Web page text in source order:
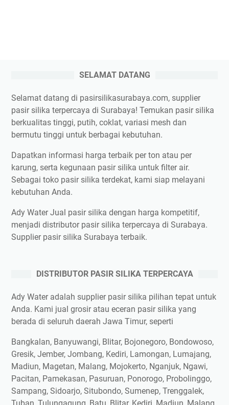
SELAMAT DATANG
Selamat datang di pasirsilikasurabaya.com, supplier
pasir silika terpercaya di Surabaya! Temukan pasir silika
berkualitas tinggi, putih, coklat, variasi mesh dan
bermutu tinggi untuk berbagai kebutuhan.
Dapatkan informasi harga terbaik per ton atau per
karung, serta kegunaan pasir silika untuk filter air.
Sebagai toko pasir silika terdekat, kami siap melayani
kebutuhan Anda.
Ady Water Jual pasir silika dengan harga kompetitif,
menjadi distributor pasir silika terpercaya di Surabaya.
Supplier pasir silika Surabaya terbaik.
DISTRIBUTOR PASIR SILIKA TERPERCAYA
Ady Water adalah supplier pasir silika pilihan tepat untuk
Anda. Kami jual grosir atau eceran pasir silika yang
berada di seluruh daerah Jawa Timur, seperti
Bangkalan, Banyuwangi, Blitar, Bojonegoro, Bondowoso,
Gresik, Jember, Jombang, Kediri, Lamongan, Lumajang,
Madiun, Magetan, Malang, Mojokerto, Nganjuk, Ngawi,
Pacitan, Pamekasan, Pasuruan, Ponorogo, Probolinggo,
Sampang, Sidoarjo, Situbondo, Sumenep, Trenggalek,
Tuban, Tulungagung, Batu, Blitar, Kediri, Madiun, Malang,